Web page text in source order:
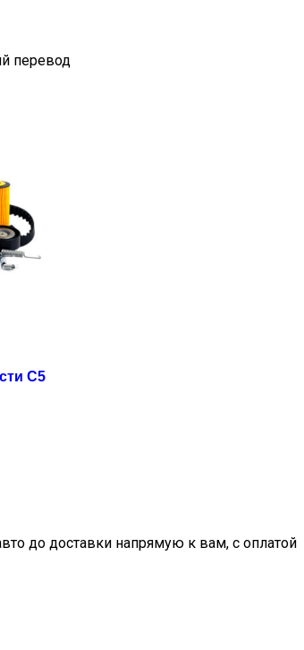
перевод
C5
до доставки напрямую к вам, с оплатой